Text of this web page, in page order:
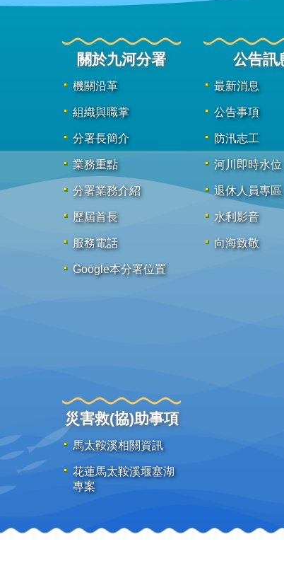
關於九河分署
機關沿革
組織與職掌
分署長簡介
業務重點
分署業務介紹
歷屆首長
服務電話
Google本分署位置
公告訊
最新消息
公告事項
防汛志工
河川即時水位
退休人員專區
水利影音
向海致敬
災害救(協)助事項
馬太鞍溪相關資訊
花蓮馬太鞍溪堰塞湖
專案